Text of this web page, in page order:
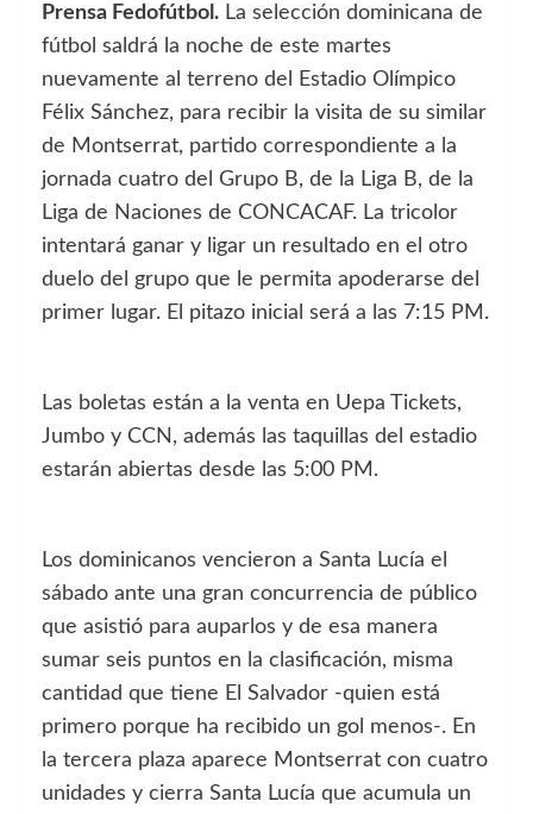
Prensa Fedofútbol. La selección dominicana de
fútbol saldrá la noche de este martes
nuevamente al terreno del Estadio Olímpico
Félix Sánchez, para recibir la visita de su similar
de Montserrat, partido correspondiente a la
jornada cuatro del Grupo B, de la Liga B, de la
Liga de Naciones de CONCACAF. La tricolor
intentará ganar y ligar un resultado en el otro
duelo del grupo que le permita apoderarse del
primer lugar. El pitazo inicial será a las 7:15 PM.
Las boletas están a la venta en Uepa Tickets,
Jumbo y CCN, además las taquillas del estadio
estarán abiertas desde las 5:00 PM.
Los dominicanos vencieron a Santa Lucía el
sábado ante una gran concurrencia de público
que asistió para auparlos y de esa manera
sumar seis puntos en la clasificación, misma
cantidad que tiene El Salvador -quien está
primero porque ha recibido un gol menos-. En
la tercera plaza aparece Montserrat con cuatro
unidades y cierra Santa Lucía que acumula un